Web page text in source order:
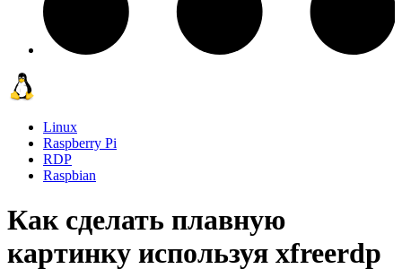
Linux
Raspberry Pi
RDP
Raspbian
Как сделать плавную
картинку используя xfreerdp